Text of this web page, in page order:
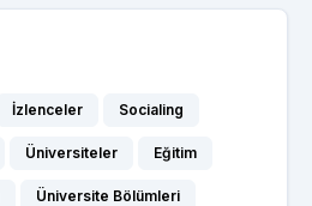
İzlenceler Socialing
Üniversiteler Eğitim
Üniversite Bölümleri